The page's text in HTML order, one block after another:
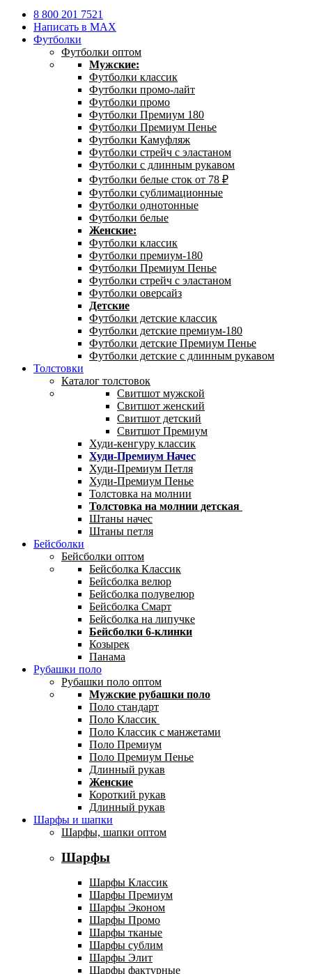
8 800 201 7521
Написать в MAX
Футболки
Футболки оптом
Мужские:
Футболки классик
Футболки промо-лайт
Футболки промо
Футболки Премиум 180
Футболки Премиум Пенье
Футболки Камуфляж
Футболки стрейч с эластаном
Футболки с длинным рукавом
Футболки белые сток от 78 ₽
Футболки сублимационные
Футболки однотонные
Футболки белые
Женские:
Футболки классик
Футболки премиум-180
Футболки Премиум Пенье
Футболки стрейч с эластаном
Футболки оверсайз
Детские
Футболки детские классик
Футболки детские премиум-180
Футболки детские Премиум Пенье
Футболки детские с длинным рукавом
Толстовки
Каталог толстовок
Свитшот мужской
Свитшот женский
Свитшот детский
Свитшот Премиум
Худи-кенгуру классик
Худи-Премиум Начес
Худи-Премиум Петля
Худи-Премиум Пенье
Толстовка на молнии
Толстовка на молнии детская
Штаны начес
Штаны петля
Бейсболки
Бейсболки оптом
Бейсболка Классик
Бейсболка велюр
Бейсболка полувелюр
Бейсболка Смарт
Бейсболка на липучке
Бейсболки 6-клинки
Козырек
Панама
Рубашки поло
Рубашки поло оптом
Мужские рубашки поло
Поло стандарт
Поло Классик
Поло Классик с манжетами
Поло Премиум
Поло Премиум Пенье
Длинный рукав
Женские
Короткий рукав
Длинный рукав
Шарфы и шапки
Шарфы, шапки оптом
Шарфы
Шарфы Классик
Шарфы Премиум
Шарфы Эконом
Шарфы Промо
Шарфы тканые
Шарфы сублим
Шарфы Элит
Шарфы фактурные